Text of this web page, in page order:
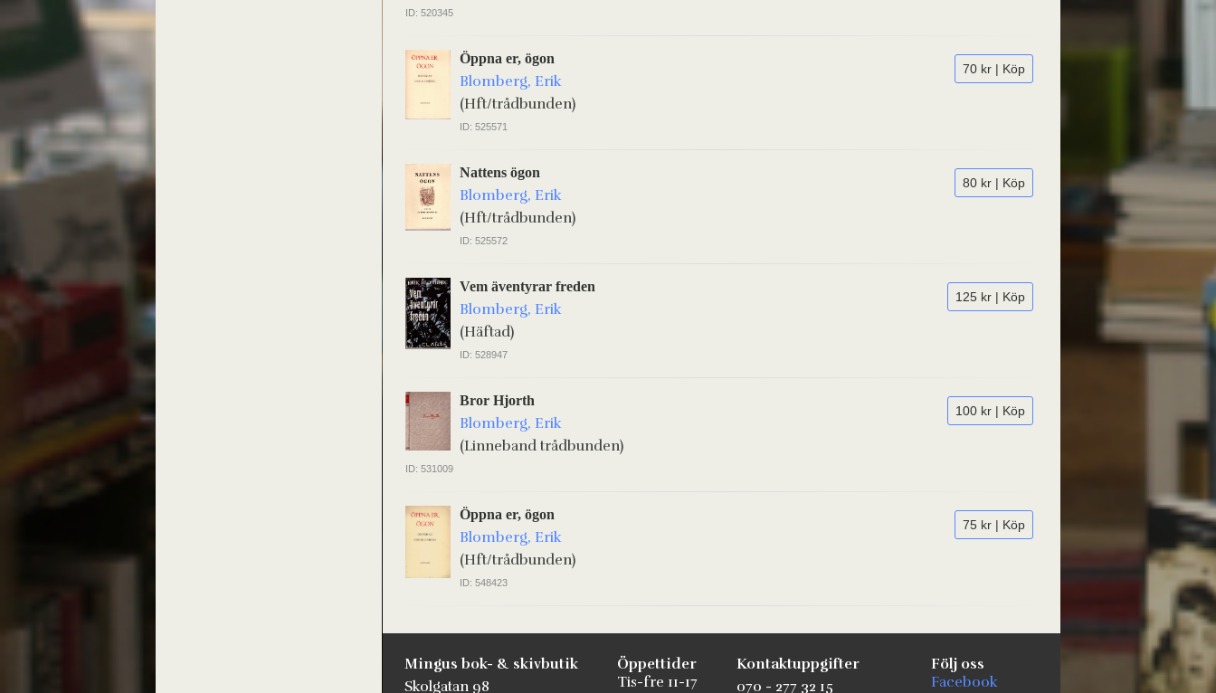
ID: 520345
70 kr | Köp
Öppna er, ögon
Blomberg, Erik
(Hft/trådbunden)
ID: 525571
80 kr | Köp
Nattens ögon
Blomberg, Erik
(Hft/trådbunden)
ID: 525572
125 kr | Köp
Vem äventyrar freden
Blomberg, Erik
(Häftad)
ID: 528947
100 kr | Köp
Bror Hjorth
Blomberg, Erik
(Linneband trådbunden)
ID: 531009
75 kr | Köp
Öppna er, ögon
Blomberg, Erik
(Hft/trådbunden)
ID: 548423
Mingus bok- & skivbutik
Skolgatan 98
Öppettider
Tis-fre 11-17
Kontaktuppgifter
070 - 277 32 15
Följ oss
Facebook